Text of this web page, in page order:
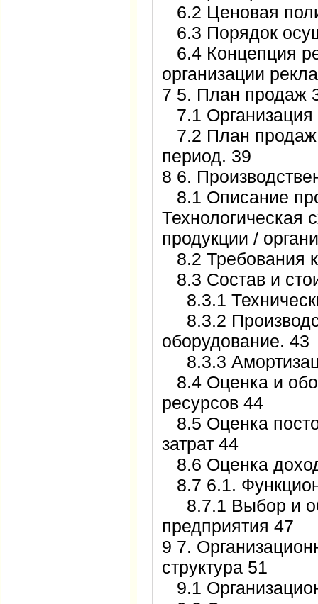
6.2 Ценовая
6.3 Порядок
6.4 Концепция
организации
7 5. План продаж
7.1
7.2 План продаж
период. 39
8 6.
8.1 Описание
Технологическая
продукции /
8.2 Требования
8.3 Состав и
8.3.1
8.3.2
оборудование. 43
8.3.3
8.4 Оценка и
ресурсов 44
8.5 Оценка
затрат 44
8.6 Оценка
8.7 6.1.
8.7.1 Выбор и
предприятия 47
9 7.
структура 51
9.1